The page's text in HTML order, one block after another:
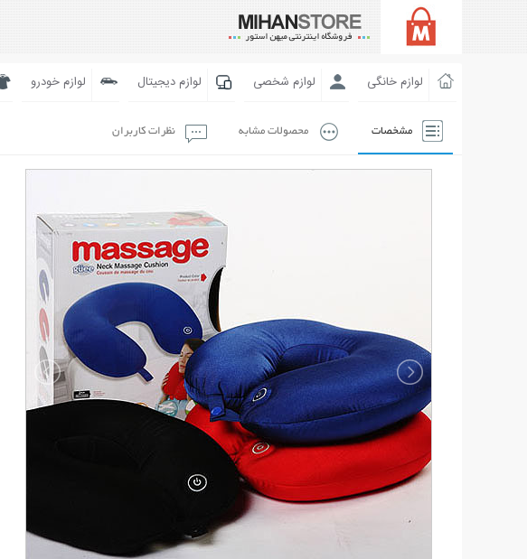
لوازم خانگی لوازم شخصی لوازم دیجیتال لوازم خودرو
مشخصات محصولات مشابه نظرات کاربران